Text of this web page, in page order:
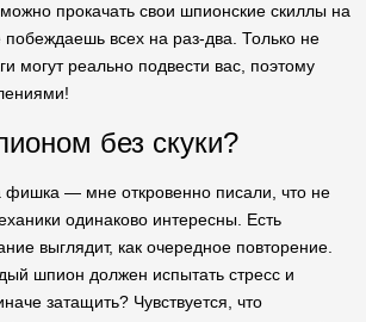
прокачать свои шпионские скиллы на
побеждаешь всех на раз-два. Только не
могут реально подвести вас, поэтому
без скуки?
— мне откровенно писали, что не
одинаково интересны. Есть
выглядит, как очередное повторение.
шпион должен испытать стресс и
затащить? Чувствуется, что